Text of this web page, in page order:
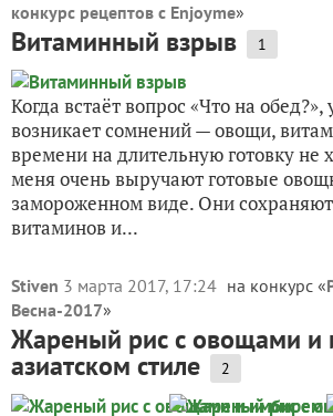
конкурс рецептов с Enjoyme»
Витаминный взрыв 1
Когда встаёт вопрос «Что на обед?»,
возникает сомнений — овощи,
времени на длительную готовку не
меня очень выручают готовые
замороженном виде. Они
витаминов и...
Stiven 3 марта 2017, 17:24 на конкурс «
Весна-2017»
Жареный рис с овощами и
азиатском стиле 2